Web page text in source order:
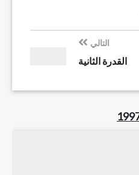
التالي
القدرة الثانية